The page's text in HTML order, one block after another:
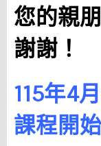
您的親
謝謝！
115年4
課程開